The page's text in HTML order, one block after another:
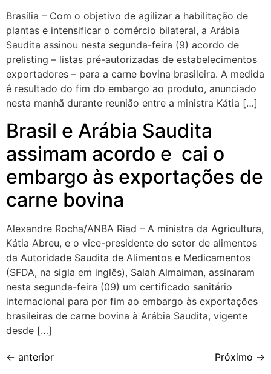
Brasília – Com o objetivo de agilizar a habilitação de
plantas e intensificar o comércio bilateral, a Arábia
Saudita assinou nesta segunda-feira (9) acordo de
prelisting – listas pré-autorizadas de estabelecimentos
exportadores – para a carne bovina brasileira. A medida
é resultado do fim do embargo ao produto, anunciado
nesta manhã durante reunião entre a ministra Kátia […]
Brasil e Arábia Saudita
assimam acordo e cai o
embargo às exportações de
carne bovina
Alexandre Rocha/ANBA Riad – A ministra da Agricultura,
Kátia Abreu, e o vice-presidente do setor de alimentos
da Autoridade Saudita de Alimentos e Medicamentos
(SFDA, na sigla em inglês), Salah Almaiman, assinaram
nesta segunda-feira (09) um certificado sanitário
internacional para por fim ao embargo às exportações
brasileiras de carne bovina à Arábia Saudita, vigente
desde […]
← anterior Próximo →